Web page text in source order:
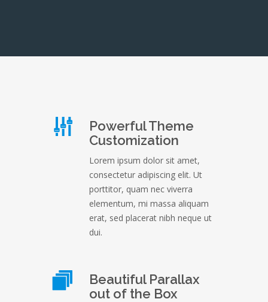
Powerful Theme
Customization
Lorem ipsum dolor sit amet,
consectetur adipiscing elit. Ut
porttitor, quam nec viverra
elementum, mi massa aliquam
erat, sed placerat nibh neque ut
dui.
Beautiful Parallax
out of the Box